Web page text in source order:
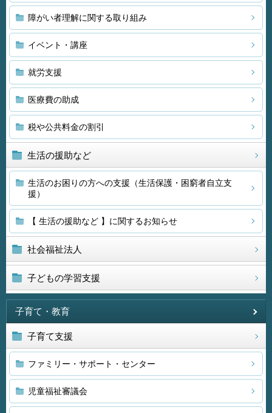
障がい者理解に関する取り組み
イベント・講座
就労支援
医療費の助成
税や公共料金の割引
生活の援助など
生活のお困りの方への支援（生活保護・困窮者自立支
援）
【 生活の援助など 】に関するお知らせ
社会福祉法人
子どもの学習支援
子育て・教育
子育て支援
ファミリー・サポート・センター
児童福祉審議会